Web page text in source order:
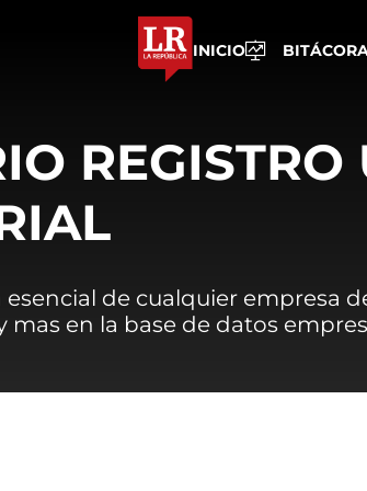
INICIO
REGISTRO
esencial de cualquier empresa
mas en la base de datos